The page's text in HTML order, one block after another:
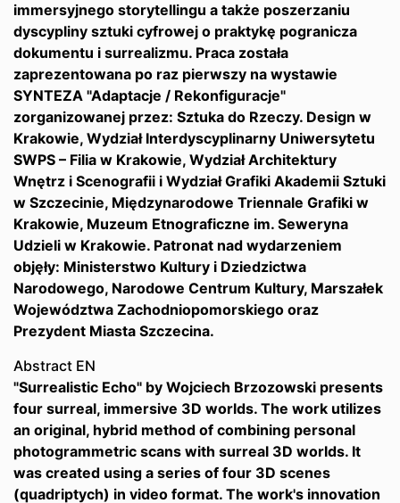
immersyjnego storytellingu a także poszerzaniu
dyscypliny sztuki cyfrowej o praktykę pogranicza
dokumentu i surrealizmu. Praca została
zaprezentowana po raz pierwszy na wystawie
SYNTEZA "Adaptacje / Rekonfiguracje"
zorganizowanej przez: Sztuka do Rzeczy. Design w
Krakowie, Wydział Interdyscyplinarny Uniwersytetu
SWPS – Filia w Krakowie, Wydział Architektury
Wnętrz i Scenografii i Wydział Grafiki Akademii Sztuki
w Szczecinie, Międzynarodowe Triennale Grafiki w
Krakowie, Muzeum Etnograficzne im. Seweryna
Udzieli w Krakowie. Patronat nad wydarzeniem
objęły: Ministerstwo Kultury i Dziedzictwa
Narodowego, Narodowe Centrum Kultury, Marszałek
Województwa Zachodniopomorskiego oraz
Prezydent Miasta Szczecina.
Abstract EN
"Surrealistic Echo" by Wojciech Brzozowski presents
four surreal, immersive 3D worlds. The work utilizes
an original, hybrid method of combining personal
photogrammetric scans with surreal 3D worlds. It
was created using a series of four 3D scenes
(quadriptych) in video format. The work's innovation